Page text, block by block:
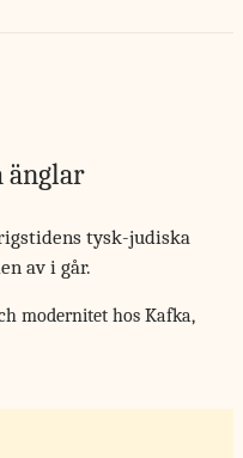
änglar
tysk-judiska
av i går.
modernitet hos Kafka,